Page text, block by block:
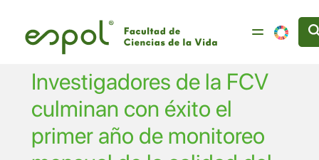
Investigadores de la FCV
culminan con éxito el
primer año de monitoreo